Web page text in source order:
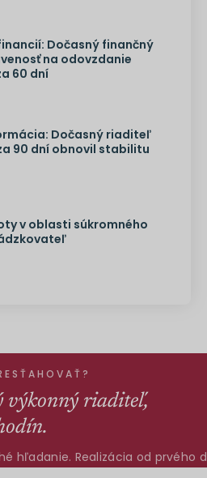
Dočasný finančný
na odovzdanie
60 dní
Dočasný riaditeľ
90 dní obnovil stabilitu
v oblasti súkromného
výkonný riaditeľ,
hľadanie. Realizácia od prvého